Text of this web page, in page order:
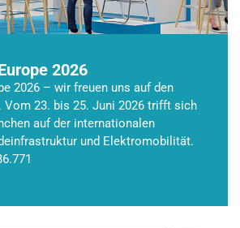
2026
2026 – wir freuen uns auf den
Vom 23. bis 25. Juni 2026 trifft sich
auf der internationalen
und Elektromobilität.